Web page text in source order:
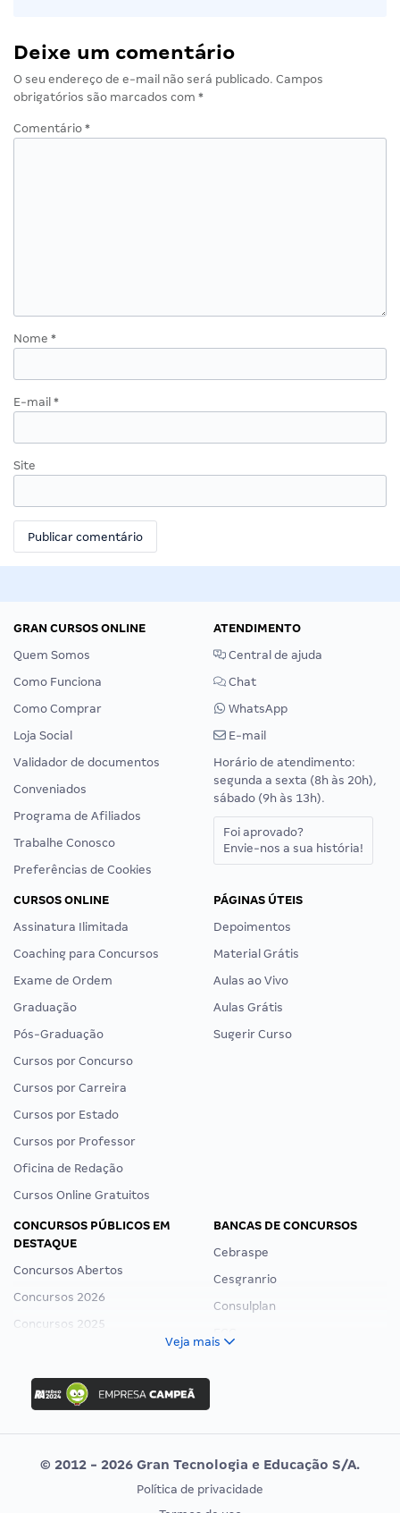
Deixe um comentário
O seu endereço de e-mail não será publicado. Campos
obrigatórios são marcados com *
Comentário *
Nome *
E-mail *
Site
GRAN CURSOS ONLINE
Quem Somos
Como Funciona
Como Comprar
Loja Social
Validador de documentos
Conveniados
Programa de Afiliados
Trabalhe Conosco
Preferências de Cookies
ATENDIMENTO
Central de ajuda
Chat
WhatsApp
E-mail
Horário de atendimento:
segunda a sexta (8h às 20h),
sábado (9h às 13h).
Foi aprovado?
Envie-nos a sua história!
CURSOS ONLINE
Assinatura Ilimitada
Coaching para Concursos
Exame de Ordem
Graduação
Pós-Graduação
Cursos por Concurso
Cursos por Carreira
Cursos por Estado
Cursos por Professor
Oficina de Redação
Cursos Online Gratuitos
PÁGINAS ÚTEIS
Depoimentos
Material Grátis
Aulas ao Vivo
Aulas Grátis
Sugerir Curso
CONCURSOS PÚBLICOS EM
DESTAQUE
Concursos Abertos
Concursos 2026
Concursos 2025
Concurso Ibama
Concurso MPU
Editais publicados
BANCAS DE CONCURSOS
Cebraspe
Cesgranrio
Consulplan
Vunesp
CONCURSOS POR PROFISSÃO EXAME DE ORDEM
Veja mais
© 2012 - 2026 Gran Tecnologia e Educação S/A.
Política de privacidade